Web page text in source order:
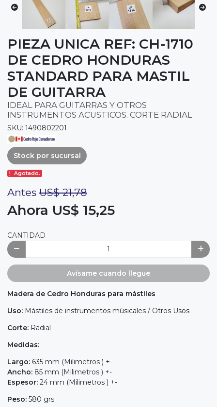
PIEZA UNICA REF: CH-1710
DE CEDRO HONDURAS
STANDARD PARA MASTIL
DE GUITARRA
IDEAL PARA GUITARRAS Y OTROS
INSTRUMENTOS ACUSTICOS. CORTE RADIAL
SKU: 1490802201
Stock por sucursal
Agotado.
Antes US$ 21,78
Ahora US$ 15,25
CANTIDAD
Avísame cuando llegue
Madera de Cedro Honduras para mástiles
Uso: Mástiles de instrumentos músicales / Otros Usos
Corte: Radial
Medidas:
Largo: 635 mm (Milimetros ) +-
Ancho: 85 mm (Milimetros ) +-
Espesor: 24 mm (Milimetros ) +-
Peso: 580 grs